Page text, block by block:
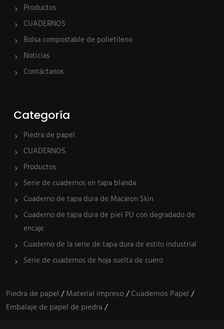
Productos
CUADERNOS
Bolsa compostable de polietileno
Noticias
Contáctanos
Categoría
Piedra de papel
CUADERNOS
Productos
Serie de cuadernos en tapa blanda
Cuaderno de tapa dura de Macaron Skin
Cuaderno de tapa dura de piel PU con degradado de
encaje
Cuaderno de la serie de tapa dura de estilo industrial
Serie de cuadernos de hoja suelta de cuero
Piedra de papel/Material impreso/Cuadernos Papel/
Embalaje de papel de piedra/